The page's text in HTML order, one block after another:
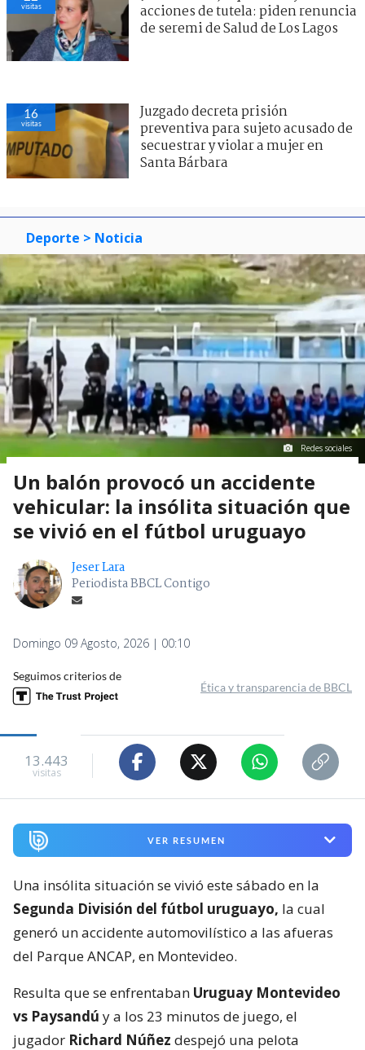
visitas
acciones de tutela: piden renuncia
de seremi de Salud de Los Lagos
16
visitas
Juzgado decreta prisión
preventiva para sujeto acusado de
secuestrar y violar a mujer en
Santa Bárbara
Deporte > Noticia
Redes sociales
Un balón provocó un accidente
vehicular: la insólita situación que
se vivió en el fútbol uruguayo
Jeser Lara
Periodista BBCL Contigo
Domingo 09 Agosto, 2026 | 00:10
Seguimos criterios de
Ética y transparencia de BBCL
13.443
visitas
VER RESUMEN
Una insólita situación se vivió este sábado en la
Segunda División del fútbol uruguayo, la cual
generó un accidente automovilístico a las afueras
del Parque ANCAP, en Montevideo.
Resulta que se enfrentaban Uruguay Montevideo
vs Paysandú y a los 23 minutos de juego, el
jugador Richard Núñez despejó una pelota